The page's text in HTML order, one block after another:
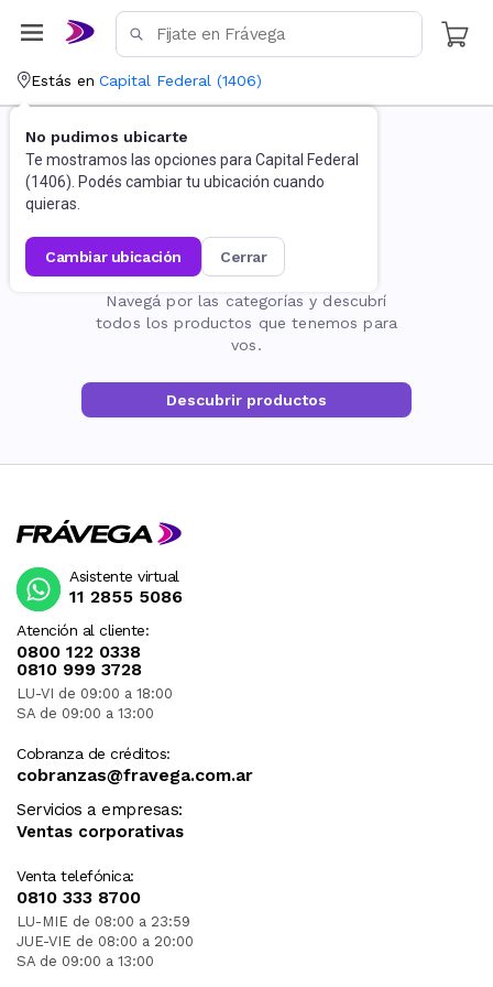
Estás en Capital Federal (1406)
No pudimos ubicarte
Te mostramos las opciones para Capital Federal
(1406). Podés cambiar tu ubicación cuando
quieras.
cambiar ubicación cerrar
La página no existe
Navegá por las categorías y descubrí
todos los productos que tenemos para
vos.
Descubrir productos
Atención al cliente:
0800 122 0338
0810 999 3728
LU-VI de 09:00 a 18:00
SA de 09:00 a 13:00
Cobranza de créditos:
cobranzas@fravega.com.ar
Servicios a empresas:
Ventas corporativas
Venta telefónica:
0810 333 8700
LU-MIE de 08:00 a 23:59
JUE-VIE de 08:00 a 20:00
SA de 09:00 a 13:00
Asistente virtual
11 2855 5086